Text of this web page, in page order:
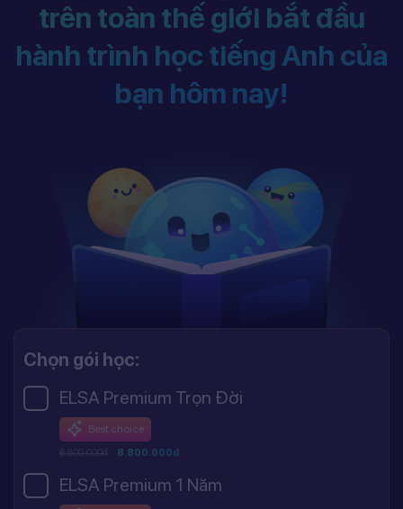
trên toàn thế giới bắt đầu
hành trình học tiếng Anh của
bạn hôm nay!
Chọn gói học:
ELSA Premium Trọn Đời
Best choice
8.800.000đ 8.800.000đ
ELSA Premium 1 Năm